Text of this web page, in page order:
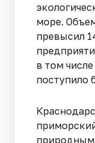
море.
превысил
в том
поступило